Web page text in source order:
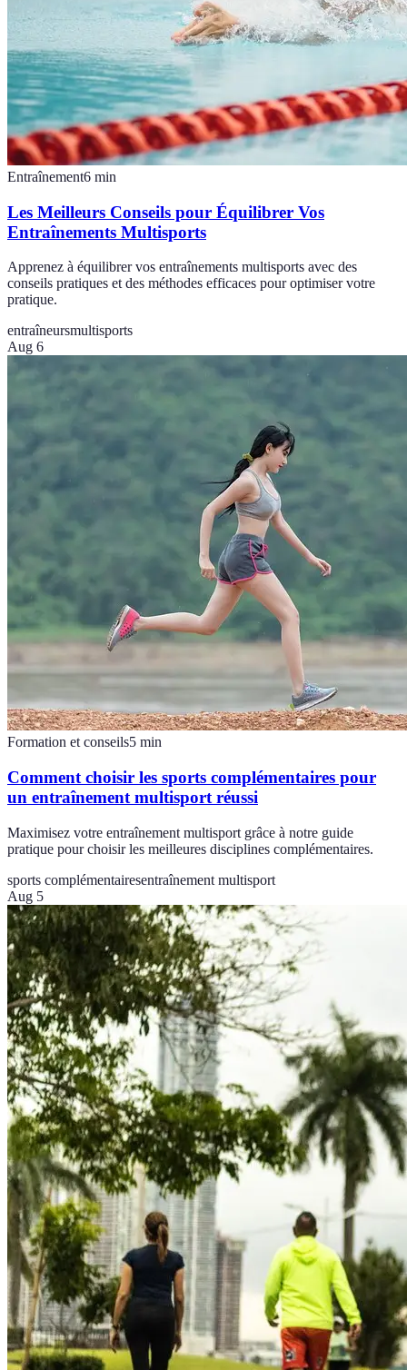
Entraînement6 min
Les Meilleurs Conseils pour Équilibrer Vos
Entraînements Multisports
Apprenez à équilibrer vos entraînements multisports avec des
conseils pratiques et des méthodes efficaces pour optimiser votre
pratique.
entraîneursmultisports
Aug 6
Formation et conseils5 min
Comment choisir les sports complémentaires pour
un entraînement multisport réussi
Maximisez votre entraînement multisport grâce à notre guide
pratique pour choisir les meilleures disciplines complémentaires.
sports complémentairesentraînement multisport
Aug 5